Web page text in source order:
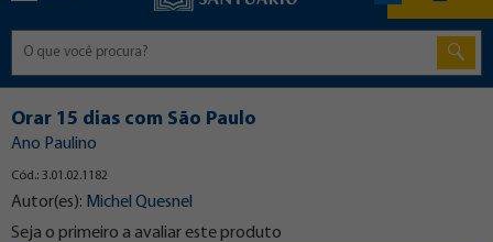
Orar 15 dias com São Paulo
Ano Paulino
Cód.: 3.01.02.1182
Autor(es): Michel Quesnel
Seja o primeiro a avaliar este produto